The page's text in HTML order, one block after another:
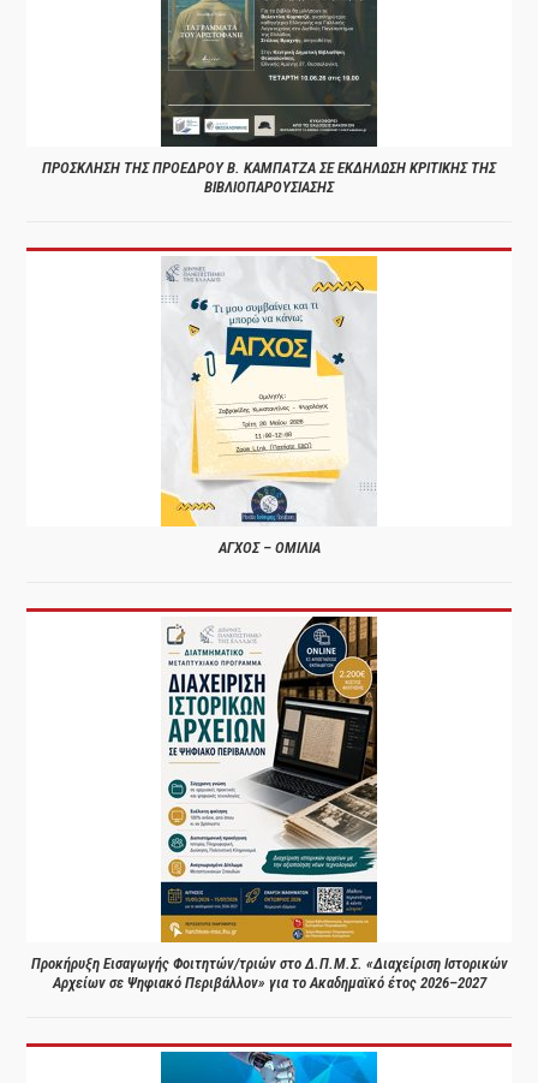
ΠΡΟΣΚΛΗΣΗ ΤΗΣ ΠΡΟΕΔΡΟΥ Β. ΚΑΜΠΑΤΖΑ ΣΕ ΕΚΔΗΛΩΣΗ ΚΡΙΤΙΚΗΣ ΤΗΣ
ΒΙΒΛΙΟΠΑΡΟΥΣΙΑΣΗΣ
ΑΓΧΟΣ – ΟΜΙΛΙΑ
Προκήρυξη Εισαγωγής Φοιτητών/τριών στο Δ.Π.Μ.Σ. «Διαχείριση Ιστορικών
Αρχείων σε Ψηφιακό Περιβάλλον» για το Ακαδημαϊκό έτος 2026–2027